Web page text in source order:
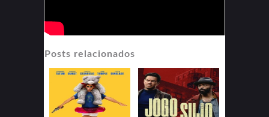
Posts relacionados